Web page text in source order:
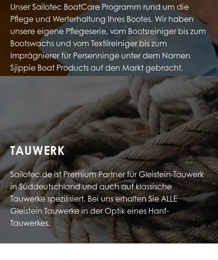
Unser Sailotec BoatCare Programm rund um die
Pflege und Werterhaltung Ihres Bootes. Wir haben
unsere eigene Pflegeserie, vom Bootsreiniger bis zum
Bootswachs und vom Textilreiniger bis zum
Imprägnierer für Persenninge unter dem Namen
Sjippie Boat Products auf den Markt gebracht.
TAUWERK
Sailotec.de ist Premium Partner für Gleistein-Tauwerk
in Süddeutschland und auch auf klassische
Tauwerke spezilisiert. Bei uns erhalten Sie ALLE
Gleistein Tauwerke in der Optik eines Hanf-
Tauwerkes.